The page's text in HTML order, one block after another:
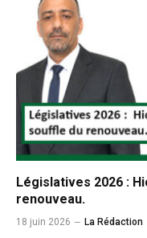
Législatives 2026 :
renouveau.
18 juin 2026 La Rédaction